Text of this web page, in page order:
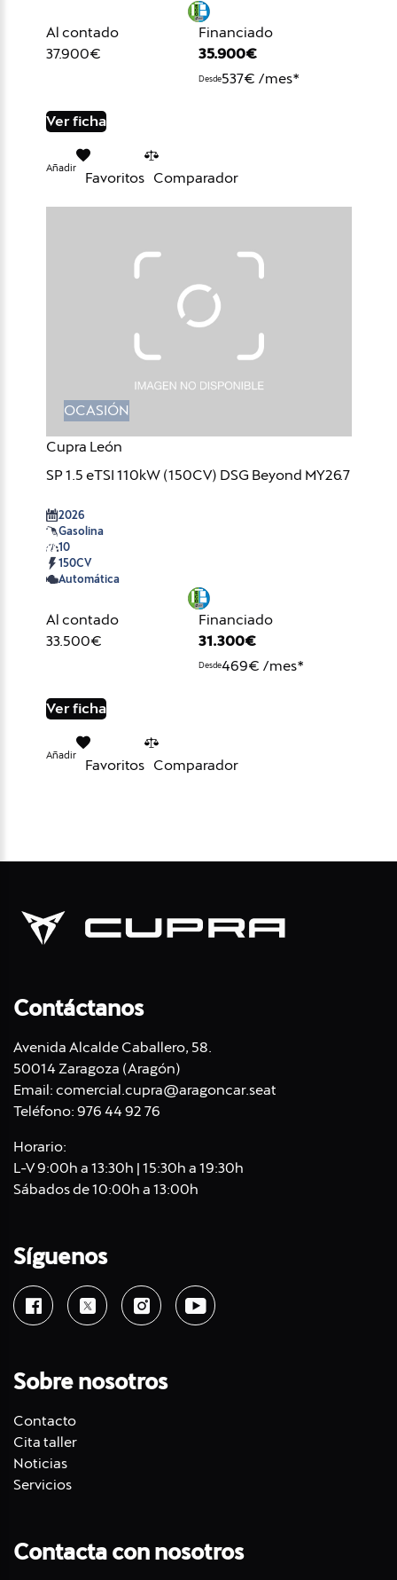
Al contado
37.900€
Financiado
35.900€
Desde537€ /mes*
Ver ficha
Añadir
Favoritos Comparador
OCASIÓN
Cupra León
SP 1.5 eTSI 110kW (150CV) DSG Beyond MY26.7
2026
Gasolina
10
150CV
Automática
Al contado
33.500€
Financiado
31.300€
Desde469€ /mes*
Ver ficha
Añadir
Favoritos Comparador
Contáctanos
Avenida Alcalde Caballero, 58.
50014 Zaragoza (Aragón)
Email: comercial.cupra@aragoncar.seat
Teléfono: 976 44 92 76
Horario:
L-V 9:00h a 13:30h | 15:30h a 19:30h
Sábados de 10:00h a 13:00h
Síguenos
Sobre nosotros
Contacto
Cita taller
Noticias
Servicios
Contacta con nosotros